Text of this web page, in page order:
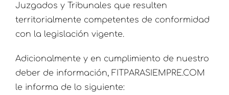
Juzgados y Tribunales que resulten
territorialmente competentes de conformidad
con la legislación vigente.
Adicionalmente y en cumplimiento de nuestro
deber de información, FITPARASIEMPRE.COM
le informa de lo siguiente: